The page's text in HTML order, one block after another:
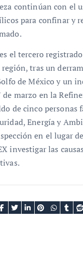
continúan con el
para confinar y
el tercero
región, tras un
de México y un
marzo en la
de cinco personas
Energía y
en el lugar
investigar las